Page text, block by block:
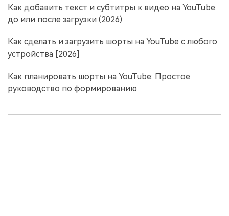
Как добавить текст и субтитры к видео на YouTube
до или после загрузки (2026)
Как сделать и загрузить шорты на YouTube с любого
устройства [2026]
Как планировать шорты на YouTube: Простое
руководство по формированию